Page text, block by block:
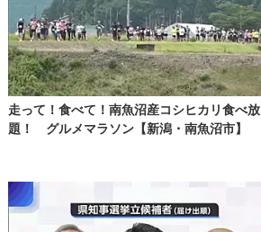
走って！食べて！南魚沼産コシヒカリ食べ放
題！ グルメマラソン【新潟・南魚沼市】